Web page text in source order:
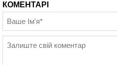
КОМЕНТАРІ